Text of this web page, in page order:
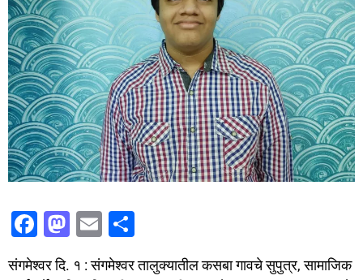
F
M E
m
संगमेश्वर दि. १ : संगमेश्वर तालुक्यातील कसबा गावचे सुपुत्र, सामाजिक